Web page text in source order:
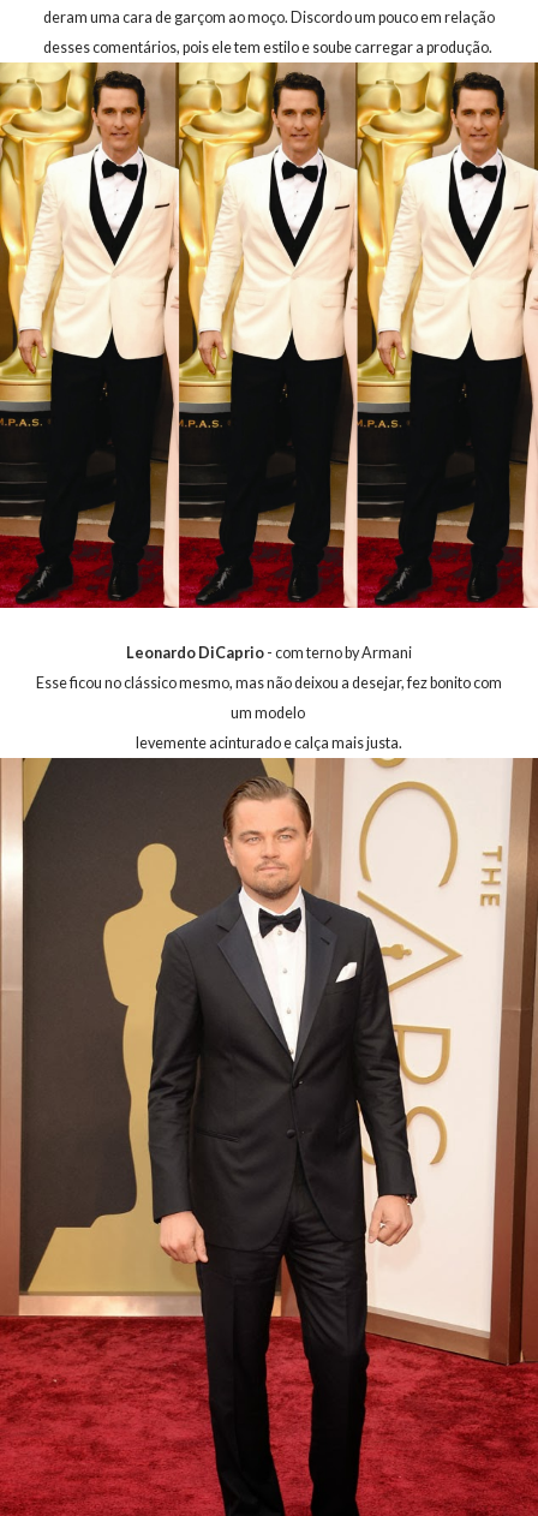
deram uma cara de garçom ao moço. Discordo um pouco em relação
desses comentários, pois ele tem estilo e soube carregar a produção.
Leonardo DiCaprio - com terno by Armani
Esse ficou no clássico mesmo, mas não deixou a desejar, fez bonito com
um modelo
levemente acinturado e calça mais justa.